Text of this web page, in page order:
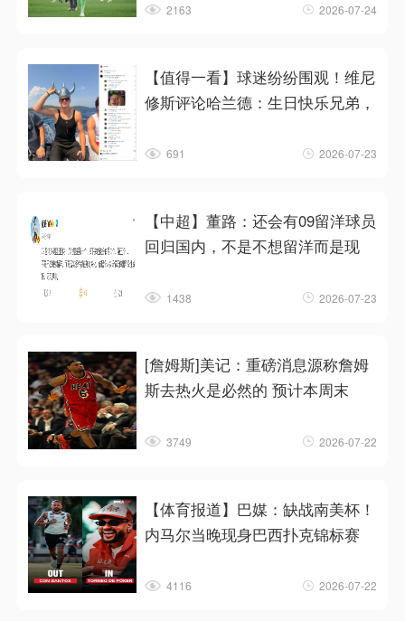
2163 2026-07-24
【值得一看】球迷纷纷围观！维尼
修斯评论哈兰德：生日快乐兄弟，
691 2026-07-23
【中超】董路：还会有09留洋球员
回归国内，不是不想留洋而是现
1438 2026-07-23
[詹姆斯]美记：重磅消息源称詹姆
斯去热火是必然的 预计本周末
3749 2026-07-22
【体育报道】巴媒：缺战南美杯！
内马尔当晚现身巴西扑克锦标赛
4116 2026-07-22